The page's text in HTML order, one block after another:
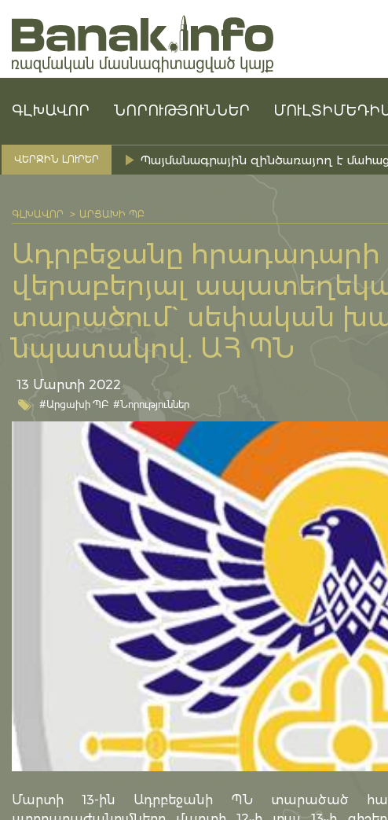
ԳԼԽԱՎՈՐ ՆՈՐՈՒԹՅՈՒՆՆԵՐ
ՎԵՐՋԻՆ ԼՈՒՐԵՐ Պայմանագրային զինծառայող է
ԳԼԽԱՎՈՐ ԱՐՑԱԽԻ ՊԲ
Ադրբեջանը
վերաբերյալ
տարածում` սեփական
նպատակով. ԱՀ ՊՆ
13 Մարտի 2022
#Արցախի ՊԲ #Նորություններ
Մարտի 13-ին Ադրբեջանի ՊՆ տարածած